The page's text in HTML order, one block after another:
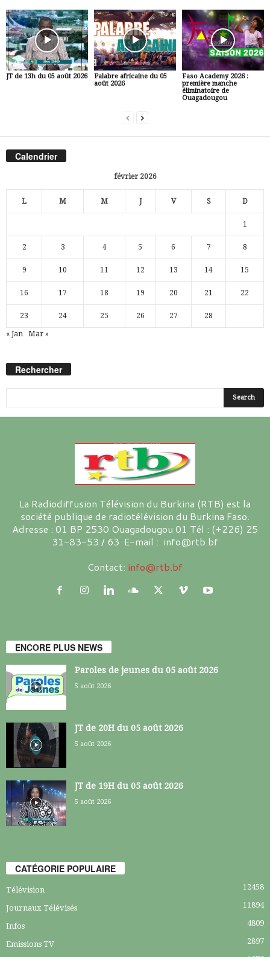
JT de 13h du 05 août 2026
Palabre africaine du 05
août 2026
Faso Academy 2026 :
première manche
éliminatoire de
Ouagadougou
Calendrier
février 2026
L M M J V S D
1
2 3 4 5 6 7 8
9 10 11 12 13 14 15
16 17 18 19 20 21 22
23 24 25 26 27 28
« Jan Mar »
Rechercher
La Radiodiffusion Télévision du Burkina (RTB) est la
société publique de radiotélévision du Burkina Faso.
Adresse : 01 BP 2530 Ouagadougou 01 Tél : (+226) 25
31-83-53 / 63 E-mail : info@rtb.bf
Contact: info@rtb.bf
ENCORE PLUS NEWS
Paroles de jeunes du 05 août 2026
5 août 2026
JT de 20H du 05 août 2026
5 août 2026
JT de 19H du 05 août 2026
5 août 2026
CATÉGORIE POPULAIRE
Télévision 12458
Journaux Télévisés 11894
Infos 4809
Emissions TV
2897